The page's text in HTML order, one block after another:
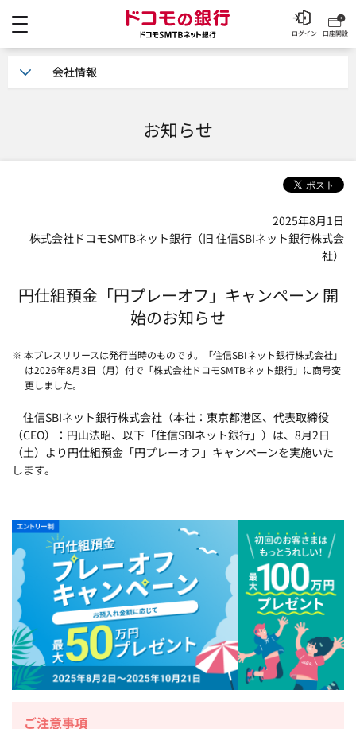
ドコモの銀行 ドコモ
口座開設
ログイン
お知らせ
2025年8月1日
株式会社ドコモSMTBネット銀行（旧 住信SBIネット銀行株式会
社）
円仕組預金「円プレーオフ」キャンペーン 開
始のお知らせ
※ 本プレスリリースは発行当時のものです。「住信SBIネット銀行株式会社」
は2026年8月3日（月）付で「株式会社ドコモSMTBネット銀行」に商号変
更しました。
住信SBIネット銀行株式会社（本社：東京都港区、代表取締役
（CEO）：円山法昭、以下「住信SBIネット銀行」）は、8月2日
（土）より円仕組預金「円プレーオフ」キャンペーンを実施いた
します。
ご注意事項
会社情報